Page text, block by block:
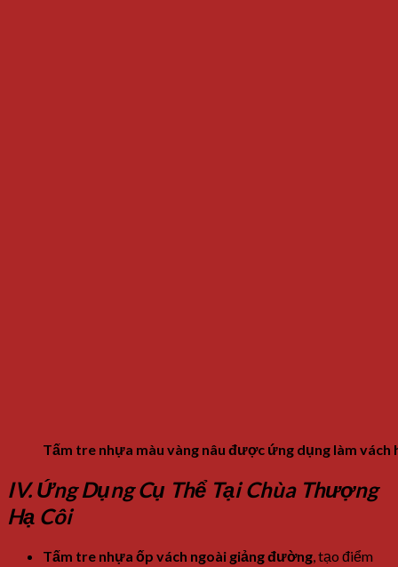
Tấm tre nhựa màu vàng nâu được ứng dụng làm
IV. Ứng Dụng Cụ Thể Tại Chùa Thượng
Hạ Côi
Tấm tre nhựa ốp vách ngoài giảng đường, tạo điểm